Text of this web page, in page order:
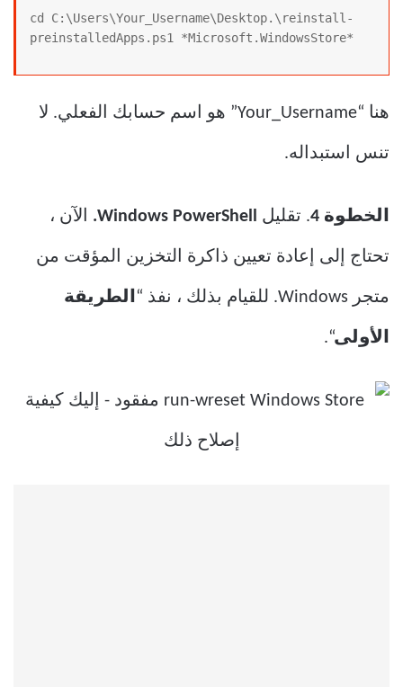
cd C:\Users\Your_Username\Desktop.\reinstall-
preinstalledApps.ps1 *Microsoft.WindowsStore*
هنا “Your_Username” هو اسم حسابك الفعلي. لا
تنس استبداله.
الخطوة 4 . تقليل Windows PowerShell. الآن ،
تحتاج إلى إعادة تعيين ذاكرة التخزين المؤقت من
متجر Windows. للقيام بذلك ، نفذ “ الطريقة
الأولى“.